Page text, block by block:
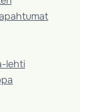
lehti